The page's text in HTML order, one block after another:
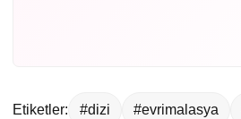
Etiketler: #dizi #evrimalasya